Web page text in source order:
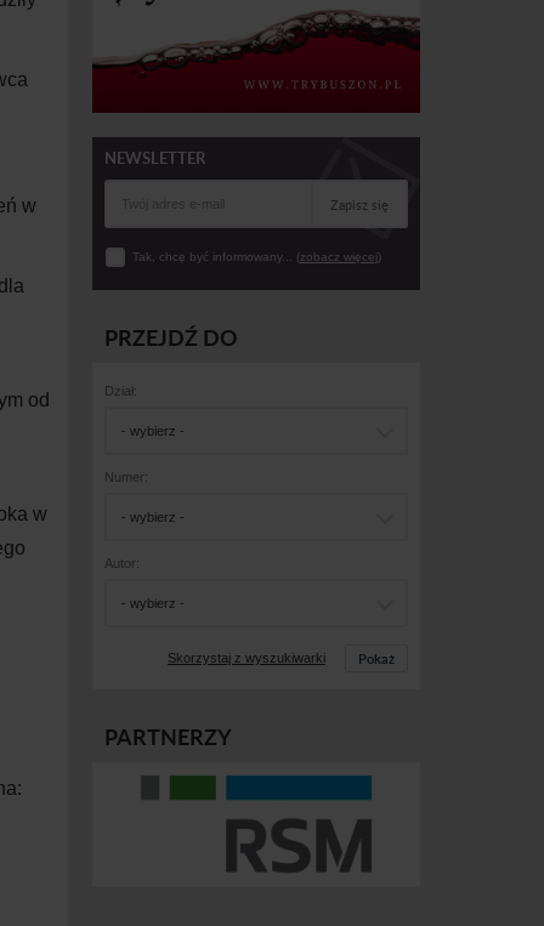
ń w
od
w
NEWSLETTER
Zapisz się
Tak, chcę być informowany... (zobacz więcej)
PRZEJDŹ DO
Dział:
- wybierz -
Numer:
- wybierz -
Autor:
- wybierz -
Skorzystaj z wyszukiwarki Pokaż
PARTNERZY